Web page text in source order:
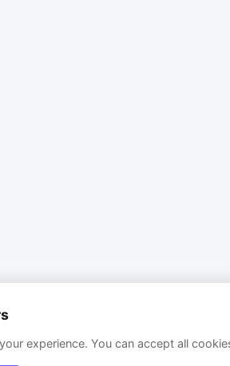
experience. You can accept all